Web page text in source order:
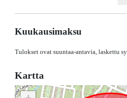
Kuukausimaksu
Tulokset ovat suuntaa-antavia, laskettu
Kartta